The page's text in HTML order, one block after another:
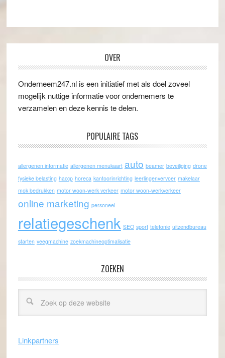
OVER
Onderneem247.nl is een initiatief met als doel zoveel
mogelijk nuttige informatie voor ondernemers te
verzamelen en deze kennis te delen.
POPULAIRE TAGS
allergenen informatie allergenen menukaart auto beamer beveiliging drone
fysieke belasting haccp horeca kantoorinrichting leerlingenvervoer makelaar
mok bedrukken motor woon-werk verkeer motor woon-werkverkeer
online marketing personeel
relatiegeschenk SEO sport telefonie uitzendbureau
starten veegmachine zoekmachineoptimalisatie
ZOEKEN
Linkpartners